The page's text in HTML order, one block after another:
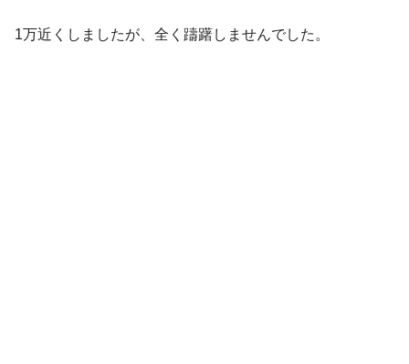
1万近くしましたが、全く躊躇しませんでした。